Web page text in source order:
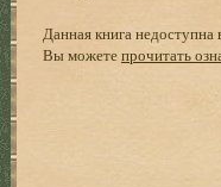
Данная книга недоступна
Вы можетепрочитать